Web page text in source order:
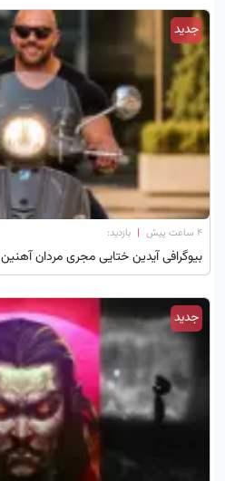
جدید
۴ ساعت پیش | بازدید:
بیوگرافی آیدین ختایی مجری مردان آهنین
جدید